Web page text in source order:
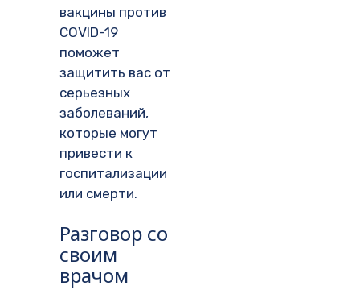
вакцины против
COVID-19
поможет
защитить вас от
серьезных
заболеваний,
которые могут
привести к
госпитализации
или смерти.
Разговор со
своим
врачом